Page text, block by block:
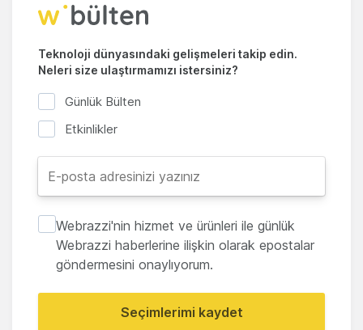
Teknoloji dünyasındaki gelişmeleri takip edin.
Neleri size ulaştırmamızı istersiniz?
Günlük Bülten
Etkinlikler
Webrazzi'nin hizmet ve ürünleri ile günlük
Webrazzi haberlerine ilişkin olarak epostalar
göndermesini onaylıyorum.
Seçimlerimi kaydet